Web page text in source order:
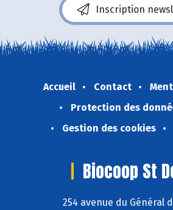
Inscription
Accueil Contact
Protection des
Gestion des cookies
Biocoop St
254 avenue du Général